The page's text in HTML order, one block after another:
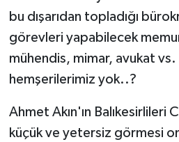
bu dışarıdan topladığı
görevleri yapabilecek
mühendis, mimar, avukat
hemşerilerimiz yok..?
Ahmet Akın'ın Balıkesirlileri
küçük ve yetersiz görmesi